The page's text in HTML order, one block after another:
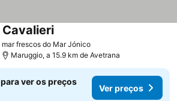
mar frescos do Mar JónicoVer preços
Ver preços
Maruggio, a 15.9 km de Avetrana
ver os preços
Ver preços